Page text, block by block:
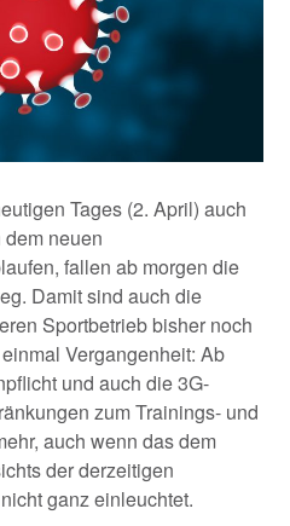
Tages (2. April) auch
neuen
fallen ab morgen die
Damit sind auch die
Sportbetrieb bisher noch
Vergangenheit: Ab
und auch die 3G-
zum Trainings- und
auch wenn das dem
der derzeitigen
ganz einleuchtet.